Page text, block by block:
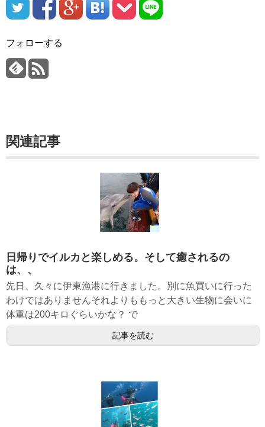
フォローする
関連記事
日帰りでイルカと楽しめる。そして癒されるの
は、、
先日、久々に伊東漁港に行きました。別に魚買いに行った
わけではありませんそれよりももっと大きい生物に会いに
体重は200キロぐらいかな？ で
記事を読む